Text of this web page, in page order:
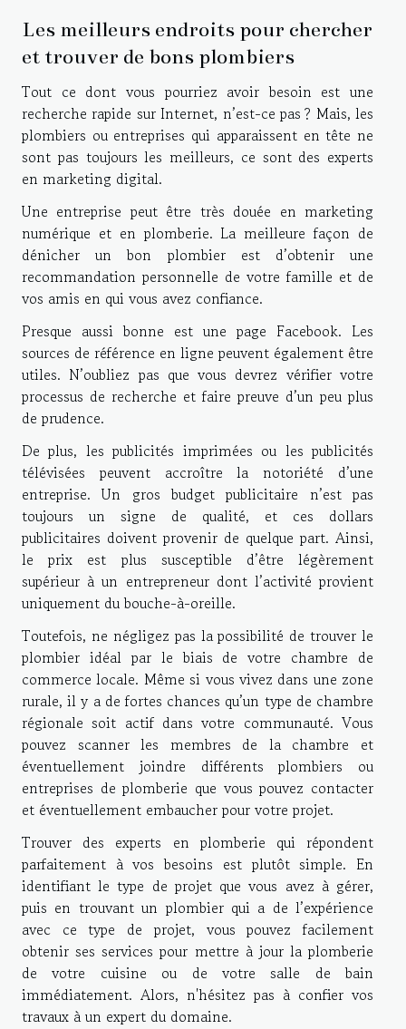
Les meilleurs endroits pour chercher
et trouver de bons plombiers
Tout ce dont vous pourriez avoir besoin est une
recherche rapide sur Internet, n’est-ce pas ? Mais, les
plombiers ou entreprises qui apparaissent en tête ne
sont pas toujours les meilleurs, ce sont des experts
en marketing digital.
Une entreprise peut être très douée en marketing
numérique et en plomberie. La meilleure façon de
dénicher un bon plombier est d’obtenir une
recommandation personnelle de votre famille et de
vos amis en qui vous avez confiance.
Presque aussi bonne est une page Facebook. Les
sources de référence en ligne peuvent également être
utiles. N’oubliez pas que vous devrez vérifier votre
processus de recherche et faire preuve d’un peu plus
de prudence.
De plus, les publicités imprimées ou les publicités
télévisées peuvent accroître la notoriété d’une
entreprise. Un gros budget publicitaire n’est pas
toujours un signe de qualité, et ces dollars
publicitaires doivent provenir de quelque part. Ainsi,
le prix est plus susceptible d’être légèrement
supérieur à un entrepreneur dont l’activité provient
uniquement du bouche-à-oreille.
Toutefois, ne négligez pas la possibilité de trouver le
plombier idéal par le biais de votre chambre de
commerce locale. Même si vous vivez dans une zone
rurale, il y a de fortes chances qu’un type de chambre
régionale soit actif dans votre communauté. Vous
pouvez scanner les membres de la chambre et
éventuellement joindre différents plombiers ou
entreprises de plomberie que vous pouvez contacter
et éventuellement embaucher pour votre projet.
Trouver des experts en plomberie qui répondent
parfaitement à vos besoins est plutôt simple. En
identifiant le type de projet que vous avez à gérer,
puis en trouvant un plombier qui a de l’expérience
avec ce type de projet, vous pouvez facilement
obtenir ses services pour mettre à jour la plomberie
de votre cuisine ou de votre salle de bain
immédiatement. Alors, n'hésitez pas à confier vos
travaux à un expert du domaine.